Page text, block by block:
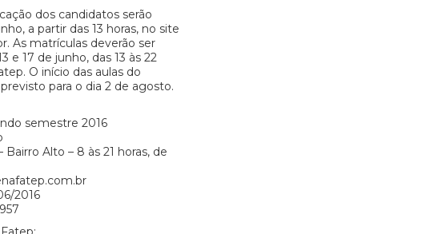
dos candidatos serão
a partir das 13 horas, no site
As matrículas deverão ser
e 17 de junho, das 13 às 22
O início das aulas do
para o dia 2 de agosto.
semestre 2016
Bairro Alto – 8 às 21 horas, de
2016